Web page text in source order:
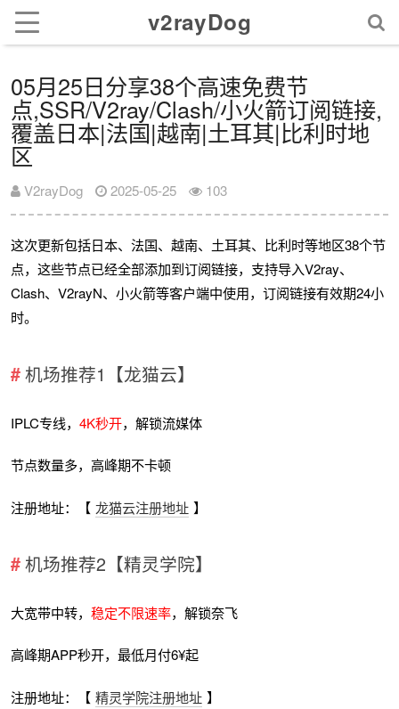
v2rayDog
05月25日分享38个高速免费节
点,SSR/V2ray/Clash/小火箭订阅链接,
覆盖日本|法国|越南|土耳其|比利时地
区
V2rayDog 2025-05-25 103
这次更新包括日本、法国、越南、土耳其、比利时等地区38个节
点，这些节点已经全部添加到订阅链接，支持导入V2ray、
Clash、V2rayN、小火箭等客户端中使用，订阅链接有效期24小
时。
机场推荐1【龙猫云】
IPLC专线，4K秒开，解锁流媒体
节点数量多，高峰期不卡顿
注册地址：【 龙猫云注册地址 】
机场推荐2【精灵学院】
大宽带中转，稳定不限速率，解锁奈飞
高峰期APP秒开，最低月付6¥起
注册地址：【 精灵学院注册地址 】